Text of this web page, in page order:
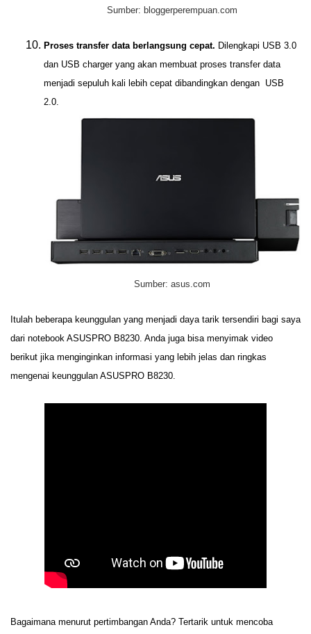
Sumber: bloggerperempuan.com
Proses transfer data berlangsung cepat. Dilengkapi USB 3.0
dan USB charger yang akan membuat proses transfer data
menjadi sepuluh kali lebih cepat dibandingkan dengan USB
2.0.
Sumber: asus.com
Itulah beberapa keunggulan yang menjadi daya tarik tersendiri bagi saya
dari notebook ASUSPRO B8230. Anda juga bisa menyimak video
berikut jika menginginkan informasi yang lebih jelas dan ringkas
mengenai keunggulan ASUSPRO B8230.
Bagaimana menurut pertimbangan Anda? Tertarik untuk mencoba